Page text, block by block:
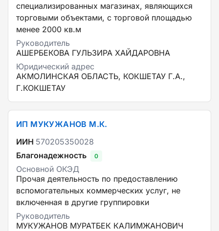
специализированных магазинах, являющихся
торговыми объектами, с торговой площадью
менее 2000 кв.м
Руководитель
АШЕРБЕКОВА ГУЛЬЗИРА ХАЙДАРОВНА
Юридический адрес
АКМОЛИНСКАЯ ОБЛАСТЬ, КОКШЕТАУ Г.А.,
Г.КОКШЕТАУ
ИП МУКУЖАНОВ М.К.
ИИН 570205350028
Благонадежность
0
Основной ОКЭД
Прочая деятельность по предоставлению
вспомогательных коммерческих услуг, не
включенная в другие группировки
Руководитель
МУКУЖАНОВ МУРАТБЕК КАЛИМЖАНОВИЧ